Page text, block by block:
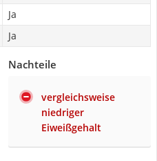
Ja
Ja
Nachteile
vergleichsweise
niedriger
Eiweißgehalt